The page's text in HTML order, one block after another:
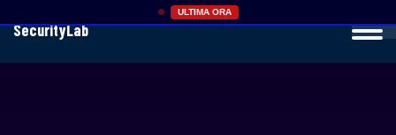
ULTIMA ORA
SecurityLab